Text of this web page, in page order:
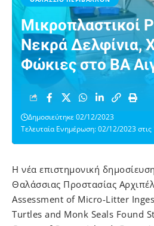
Μικροπλαστικοί
Νεκρά Δελφίνια,
Φώκιες στο ΒΑ
Τελευταία Ενημέρωση: 02/12/2023
Δημοσιεύτηκε 02/12/2023
H νέα επιστημονική
Θαλάσσιας Προστασίας
Assessment of Micro-Litter
Turtles and Monk Seals Found